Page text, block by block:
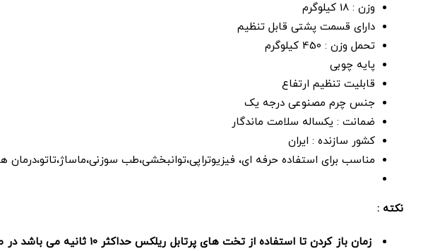
وزن : 18 کیلوگرم
دارای قسمت پشتی قابل تنظیم
تحمل وزن : 450 کیلوگرم
پایه چوبی
قابلیت تنظیم ارتفاع
جنس چرم مصنوعی درجه یک
ضمانت : یکساله سلامت ماندگار
کشور سازنده : ایران
مناسب برای استفاده حرفه ای، فیزیوتراپی،توانبخشی،طب سوزنی،ماساژ،تاتو،درمان
نکته :